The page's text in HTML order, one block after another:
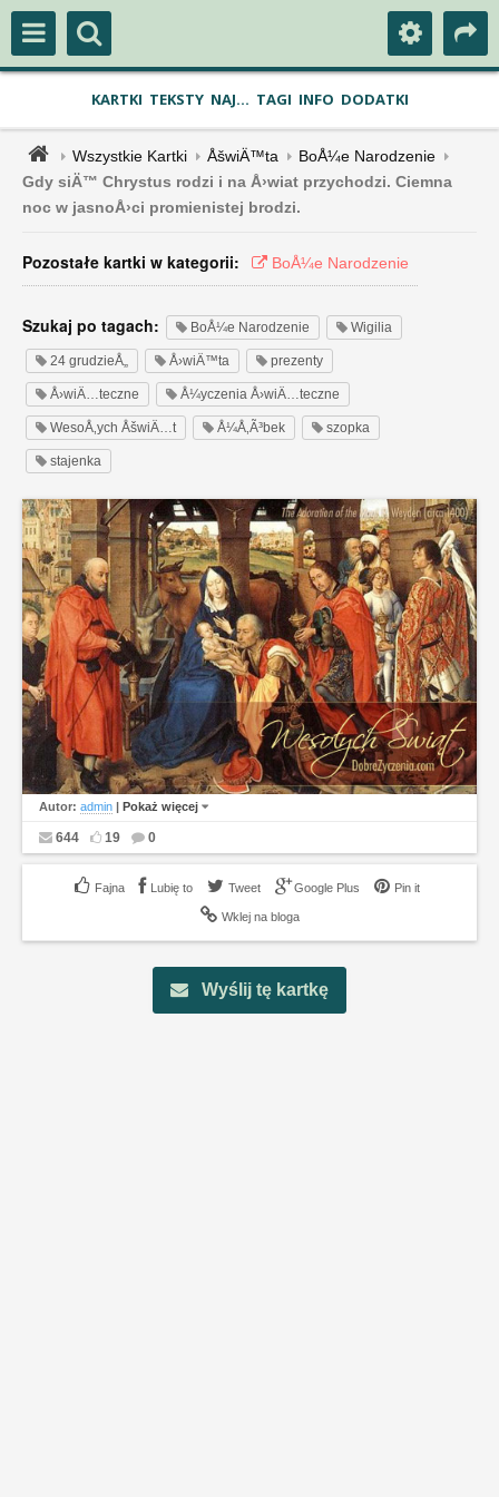
KARTKI TEKSTY NAJ... TAGI INFO DODATKI
Wszystkie Kartki ÅšwiÄ™ta
BoÅ¼e Narodzenie
Gdy siÄ™ Chrystus rodzi i na Å›wiat przychodzi. Ciemna
noc w jasnoÅ›ci promienistej brodzi.
Pozostałe kartki w kategorii: BoÅ¼e Narodzenie
Szukaj po tagach: BoÅ¼e Narodzenie Wigilia
24 grudzieÅ„ Å›wiÄ™ta prezenty
Å›wiÄ…teczne Å¼yczenia Å›wiÄ…teczne
WesoÅ‚ych ÅšwiÄ…t Å¼Å‚Ã³bek szopka
stajenka
Autor: admin | Pokaż więcej
644 19 0
Lubię to Tweet Google Plus Pin it
Wklej na bloga
Wyślij tę kartkę